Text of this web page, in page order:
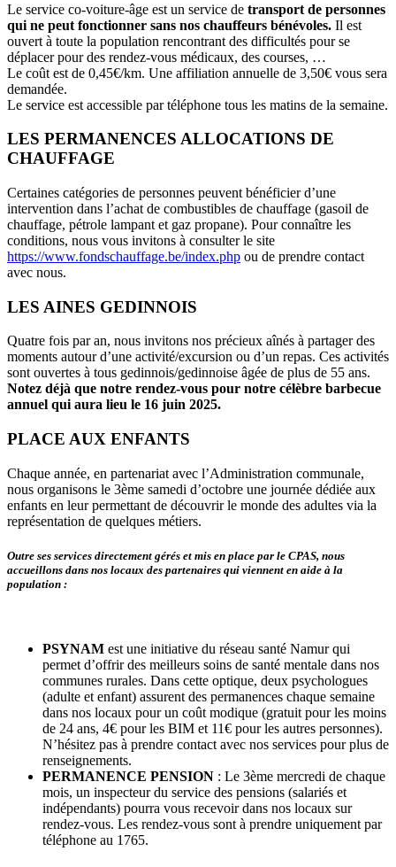
Le service co-voiture-âge est un service de transport de personnes
qui ne peut fonctionner sans nos chauffeurs bénévoles. Il est
ouvert à toute la population rencontrant des difficultés pour se
déplacer pour des rendez-vous médicaux, des courses, …
Le coût est de 0,45€/km. Une affiliation annuelle de 3,50€ vous sera
demandée.
Le service est accessible par téléphone tous les matins de la semaine.
LES PERMANENCES ALLOCATIONS DE
CHAUFFAGE
Certaines catégories de personnes peuvent bénéficier d’une
intervention dans l’achat de combustibles de chauffage (gasoil de
chauffage, pétrole lampant et gaz propane). Pour connaître les
conditions, nous vous invitons à consulter le site
https://www.fondschauffage.be/index.php ou de prendre contact
avec nous.
LES AINES GEDINNOIS
Quatre fois par an, nous invitons nos précieux aînés à partager des
moments autour d’une activité/excursion ou d’un repas. Ces activités
sont ouvertes à tous gedinnois/gedinnoise âgée de plus de 55 ans.
Notez déjà que notre rendez-vous pour notre célèbre barbecue
annuel qui aura lieu le 16 juin 2025.
PLACE AUX ENFANTS
Chaque année, en partenariat avec l’Administration communale,
nous organisons le 3ème samedi d’octobre une journée dédiée aux
enfants en leur permettant de découvrir le monde des adultes via la
représentation de quelques métiers.
Outre ses services directement gérés et mis en place par le CPAS, nous
accueillons dans nos locaux des partenaires qui viennent en aide à la
population :
PSYNAM est une initiative du réseau santé Namur qui
permet d’offrir des meilleurs soins de santé mentale dans nos
communes rurales. Dans cette optique, deux psychologues
(adulte et enfant) assurent des permanences chaque semaine
dans nos locaux pour un coût modique (gratuit pour les moins
de 24 ans, 4€ pour les BIM et 11€ pour les autres personnes).
N’hésitez pas à prendre contact avec nos services pour plus de
renseignements.
PERMANENCE PENSION : Le 3ème mercredi de chaque
mois, un inspecteur du service des pensions (salariés et
indépendants) pourra vous recevoir dans nos locaux sur
rendez-vous. Les rendez-vous sont à prendre uniquement par
téléphone au 1765.